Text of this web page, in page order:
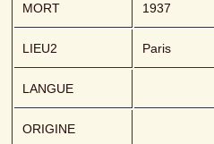
MORT 1937
LIEU2 Paris
LANGUE
ORIGINE